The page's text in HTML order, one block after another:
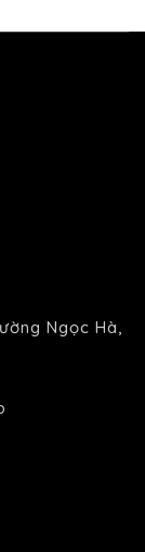
655.500₫
Ngọc Hà,